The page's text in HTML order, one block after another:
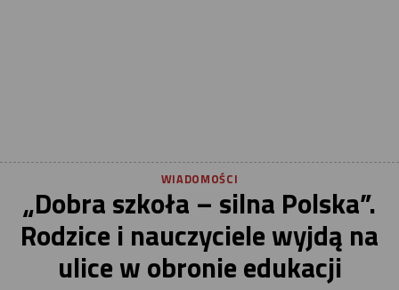
WIADOMOŚCI
„Dobra szkoła – silna Polska”.
Rodzice i nauczyciele wyjdą na
ulice w obronie edukacji